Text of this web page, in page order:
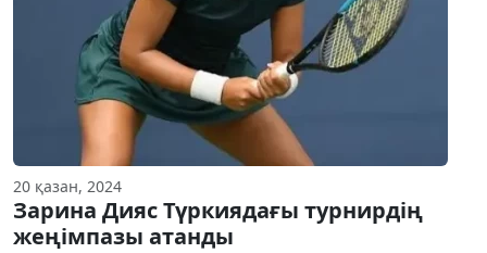
20 қазан, 2024
Зарина Дияс Түркиядағы турнирдің
жеңімпазы атанды